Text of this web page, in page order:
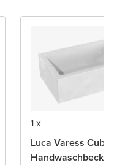
1 x
Luca Varess Cubic
Handwaschbecken